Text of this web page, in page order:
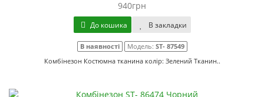
940грн
До кошика В закладки
В наявності Модель: ST- 87549
Комбінезон Костюмна тканина колір: Зелений Тканин..